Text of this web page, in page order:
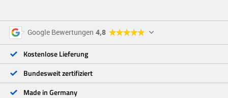
Google Bewertungen 4,8
4 Sterne
3 Sterne
<1 %
2 Sterne
1 Stern
<1 %
Kostenlose Lieferung
Bundesweit zertifiziert
Made in Germany